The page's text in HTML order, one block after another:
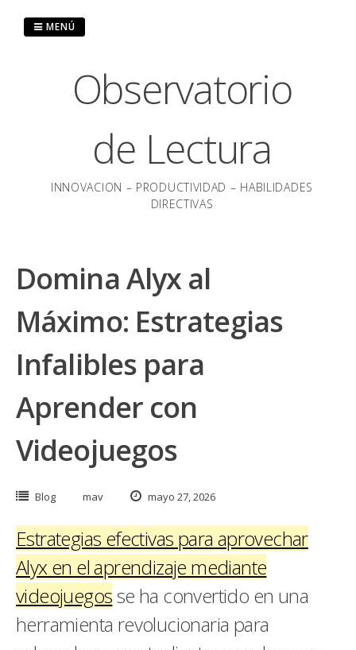
Observatorio
de Lectura
INNOVACION – PRODUCTIVIDAD – HABILIDADES
DIRECTIVAS
MENÚ
Domina Alyx al
Máximo: Estrategias
Infalibles para
Aprender con
Videojuegos
Blog mav mayo 27, 2026
Estrategias efectivas para aprovechar
Alyx en el aprendizaje mediante
videojuegosse ha convertido en una
herramienta revolucionaria para